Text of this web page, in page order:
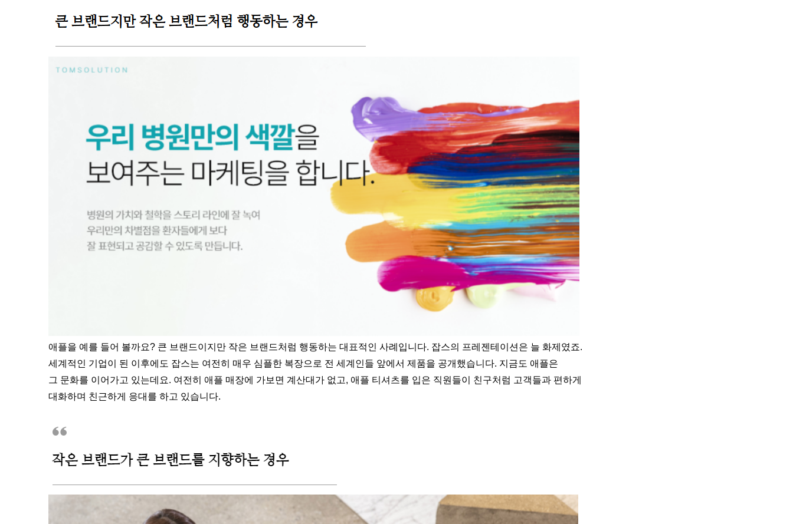
애플을 예를 들어 볼까요? 큰 브랜드이지만 작은 브랜드처럼 행동하는 대표적인 사례입니다. 잡스의 프레젠테이션은 늘 화제였죠.
세계적인 기업이 된 이후에도 잡스는 여전히 매우 심플한 복장으로 전 세계인들 앞에서 제품을 공개했습니다. 지금도 애플은
그 문화를 이어가고 있는데요. 여전히 애플 매장에 가보면 계산대가 없고, 애플 티셔츠를 입은 직원들이 친구처럼 고객들과 편하게
대화하며 친근하게 응대를 하고 있습니다.